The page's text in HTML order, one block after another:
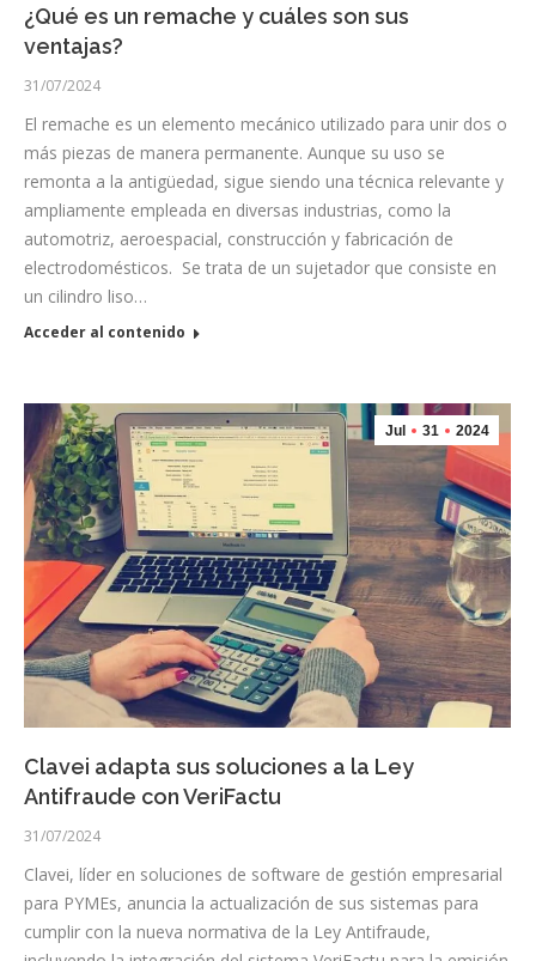
¿Qué es un remache y cuáles son sus
ventajas?
31/07/2024
El remache es un elemento mecánico utilizado para unir dos o
más piezas de manera permanente. Aunque su uso se
remonta a la antigüedad, sigue siendo una técnica relevante y
ampliamente empleada en diversas industrias, como la
automotriz, aeroespacial, construcción y fabricación de
electrodomésticos. Se trata de un sujetador que consiste en
un cilindro liso…
Acceder al contenido
Jul 31 2024
Clavei adapta sus soluciones a la Ley
Antifraude con VeriFactu
31/07/2024
Clavei, líder en soluciones de software de gestión empresarial
para PYMEs, anuncia la actualización de sus sistemas para
cumplir con la nueva normativa de la Ley Antifraude,